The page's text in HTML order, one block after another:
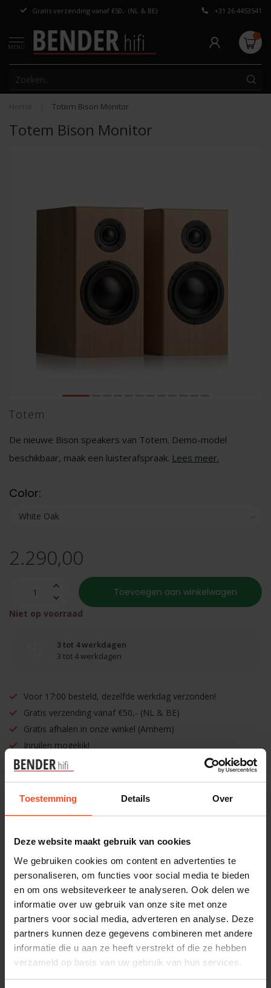
Toestemming Details Over
Deze website maakt gebruik van cookies
We gebruiken cookies om content en advertenties te
personaliseren, om functies voor social media te bieden
en om ons websiteverkeer te analyseren. Ook delen we
informatie over uw gebruik van onze site met onze
partners voor social media, adverteren en analyse. Deze
partners kunnen deze gegevens combineren met andere
informatie die u aan ze heeft verstrekt of die ze hebben
verzameld op basis van uw gebruik van hun services.
Gratis verzending vanaf €50,- (NL & BE) Persoonlijk
+31 26 4453541
MENU
Home Totem Bison Monitor
Totem Bison Monitor
Totem
De nieuwe Bison speakers van Totem. Demo-model
beschikbaar, maak een luisterafspraak. Lees meer.
Color:
2.290,00
Toevoegen aan winkelwagen
Niet op voorraad
3 tot 4 werkdagen
3 tot 4 werkdagen
Voor 17:00 besteld, dezelfde werkdag verzonden!
Gratis verzending vanaf €50,- (NL & BE)
Gratis afhalen in onze winkel (Arnhem)
Inruilen mogelijk!
Benieuwd naar dit product?
Plan kosteloos een luisterafspraak. Of heb je hulp
nodig bij je bestelling? Neem contact op met onze
klantenservice.
Interesse in product
Maak een luisterafspraak